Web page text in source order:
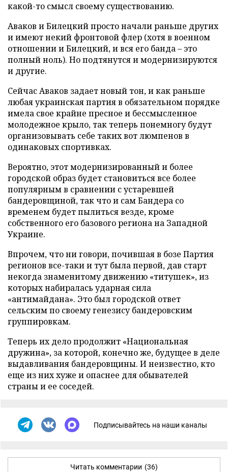
какой-то смысл своему существованию.
Аваков и Билецкий просто начали раньше других
и имеют некий фронтовой флер (хотя в военном
отношении и Билецкий, и вся его банда – это
полный ноль). Но подтянутся и модернизируются
и другие.
Сейчас Аваков задает новый тон, и как раньше
любая украинская партия в обязательном порядке
имела свое крайне пресное и бессмысленное
молодежное крыло, так теперь понемногу будут
организовывать себе таких вот люмпенов в
одинаковых спортивках.
Вероятно, этот модернизированный и более
городской образ будет становиться все более
популярным в сравнении с устаревшей
бандеровщиной, так что и сам Бандера со
временем будет пылиться везде, кроме
собственного его базового региона на Западной
Украине.
Впрочем, что ни говори, почившая в бозе Партия
регионов все-таки и тут была первой, дав старт
некогда знаменитому движению «титушек», из
которых набиралась ударная сила
«антимайдана». Это был городской ответ
сельским по своему генезису бандеровским
группировкам.
Теперь их дело продолжит «Национальная
дружина», за которой, конечно же, будущее в деле
выдавливания бандеровщины. И неизвестно, кто
еще из них хуже и опаснее для обывателей
страны и ее соседей.
Подписывайтесь на наши каналы
Читать комментарии (36)